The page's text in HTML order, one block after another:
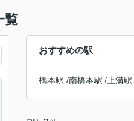
覧
おすすめの駅
橋本駅 /南橋本駅 / 上溝駅